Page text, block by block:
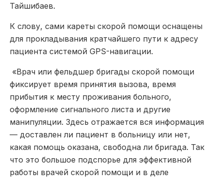
Тайшибаев.
К слову, сами кареты скорой помощи оснащены
для прокладывания кратчайшего пути к адресу
пациента системой GPS-навигации.
«Врач или фельдшер бригады скорой помощи
фиксирует время принятия вызова, время
прибытия к месту проживания больного,
оформление сигнального листа и другие
манипуляции. Здесь отражается вся информация
— доставлен ли пациент в больницу или нет,
какая помощь оказана, свободна ли бригада. Так
что это большое подспорье для эффективной
работы врачей скорой помощи и в деле